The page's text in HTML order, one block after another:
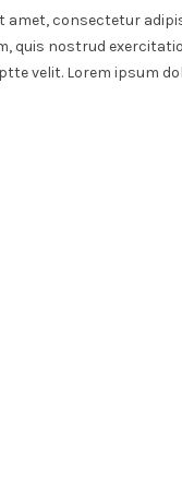
amet, consectetur
quis nostrud
velit. Lorem ipsum